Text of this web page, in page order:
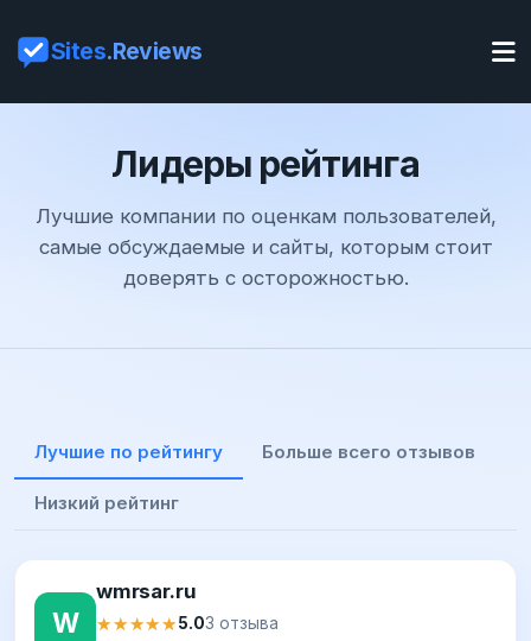
Sites.Reviews
Лидеры рейтинга
Лучшие компании по оценкам пользователей,
самые обсуждаемые и сайты, которым стоит
доверять с осторожностью.
Лучшие по рейтингу Больше всего отзывов
Низкий рейтинг
W
wmrsar.ru
★★★★★
★★★★★5.03 отзыва